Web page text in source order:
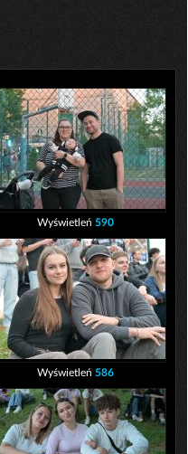
Wyświetleń 590
Wyświetleń 586